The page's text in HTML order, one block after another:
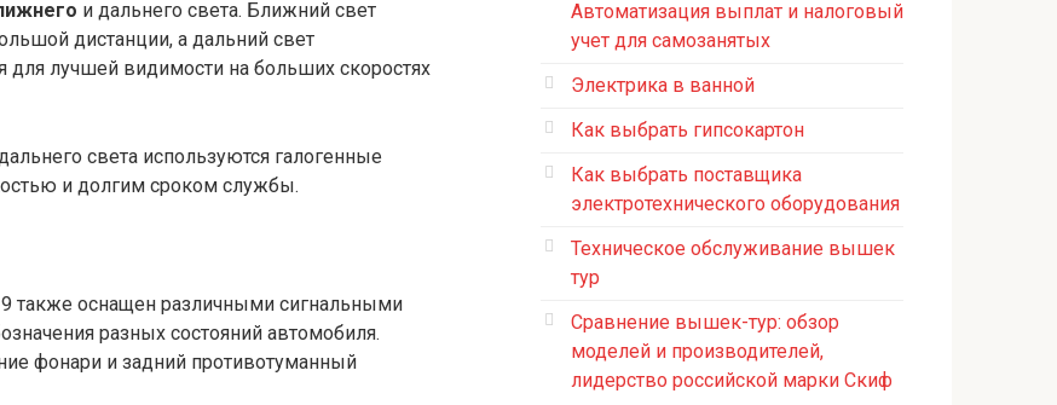
и дальнего света. Ближний свет
дистанции, а дальний свет
для лучшей видимости на больших скоростях
света используются галогенные
и долгим сроком службы.
также оснащен различными сигнальными
разных состояний автомобиля.
фонари и задний противотуманный
Автоматизация выплат и налоговый
учет для самозанятых
Электрика в ванной
Как выбрать гипсокартон
Как выбрать поставщика
электротехнического оборудования
Техническое обслуживание вышек
тур
Сравнение вышек-тур: обзор
моделей и производителей,
лидерство российской марки Скиф